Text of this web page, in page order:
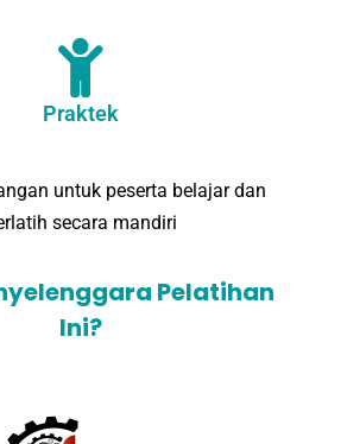
Praktek
untuk peserta belajar dan
secara mandiri
Pelatihan
Ini?